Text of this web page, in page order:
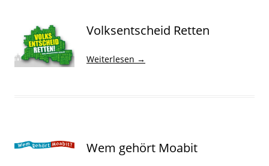
Volksentscheid Retten
Weiterlesen →
Wem gehört Moabit